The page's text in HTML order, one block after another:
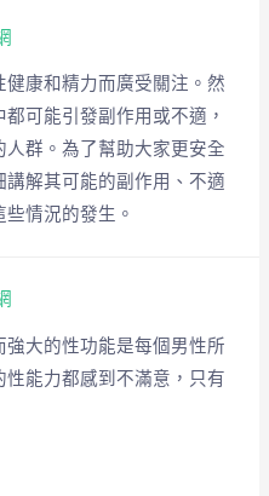
康和精力而廣受關注。然
可能引發副作用或不適，
群。為了幫助大家更安全
解其可能的副作用、不適
情況的發生。
大的性功能是每個男性所
能力都感到不滿意，只有